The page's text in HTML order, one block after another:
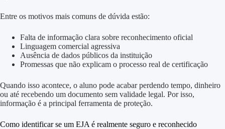
Entre os motivos mais comuns de dúvida estão:
Falta de informação clara sobre reconhecimento oficial
Linguagem comercial agressiva
Ausência de dados públicos da instituição
Promessas que não explicam o processo real de certificação
Quando isso acontece, o aluno pode acabar perdendo tempo, dinheiro
ou até recebendo um documento sem validade legal. Por isso,
informação é a principal ferramenta de proteção.
Como identificar se um EJA é realmente seguro e reconhecido